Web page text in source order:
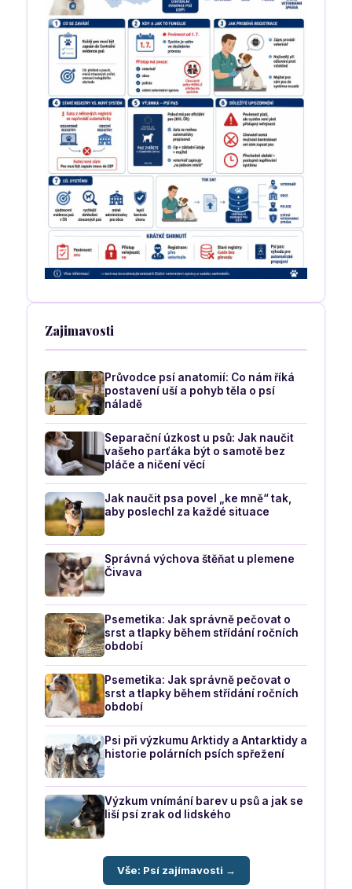
Zajimavosti
Průvodce psí anatomií: Co nám říká
postavení uší a pohyb těla o psí
náladě
Separační úzkost u psů: Jak naučit
vašeho parťáka být o samotě bez
pláče a ničení věcí
Jak naučit psa povel „ke mně“ tak,
aby poslechl za každé situace
Správná výchova štěňat u plemene
Čivava
Psemetika: Jak správně pečovat o
srst a tlapky během střídání ročních
období
Psemetika: Jak správně pečovat o
srst a tlapky během střídání ročních
období
Psi při výzkumu Arktidy a Antarktidy a
historie polárních psích spřežení
Výzkum vnímání barev u psů a jak se
liší psí zrak od lidského
Vše: Psí zajímavosti →